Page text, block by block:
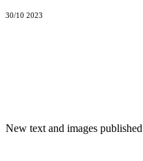
30/10 2023
New text and images